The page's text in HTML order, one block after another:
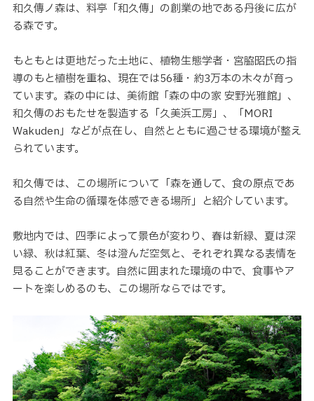
和久傳ノ森は、料亭「和久傳」の創業の地である丹後に広が
る森です。
もともとは更地だった土地に、植物生態学者・宮脇昭氏の指
導のもと植樹を重ね、現在では56種・約3万本の木々が育っ
ています。森の中には、美術館「森の中の家 安野光雅館」、
和久傳のおもたせを製造する「久美浜工房」、「MORI
Wakuden」などが点在し、自然とともに過ごせる環境が整え
られています。
和久傳では、この場所について「森を通して、食の原点であ
る自然や生命の循環を体感できる場所」と紹介しています。
敷地内では、四季によって景色が変わり、春は新緑、夏は深
い緑、秋は紅葉、冬は澄んだ空気と、それぞれ異なる表情を
見ることができます。自然に囲まれた環境の中で、食事やア
ートを楽しめるのも、この場所ならではです。